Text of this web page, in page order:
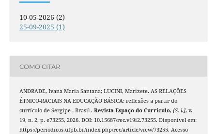
10-05-2026 (2)
25-09-2025 (1)
COMO CITAR
ANDRADE, Ivana Maria Santana; LUCINI, Marizete. AS RELAÇÕES
ÉTNICO-RACIAIS NA EDUCAÇÃO BÁSICA: reflexões a partir do
currículo de Sergipe - Brasil . Revista Espaço do Currículo, [S. l.], v.
19, n. 2, p. e73255, 2026. DOI: 10.15687/rec.v19i2.73255. Disponível em:
https://periodicos.ufpb.br/index.php/rec/article/view/73255. Acesso